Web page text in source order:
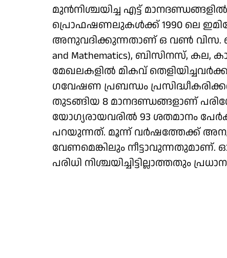
മുന്‍നിശ്ചയിച്ച എട്ട്
പ്രൊഫഷണലുകള്‍ക്ക് 1990 ലെ
അനുവദിക്കുന്നതാണ് ഒ വണ്‍ വിസ. സ്റ്റെം
and Mathematics), ബിസിനസ്,
മേഖലകളില്‍ മികവ്
ഗവേഷണ പ്രബന്ധം
തുടങ്ങിയ 8 മാനദണ്ഡങ്ങളാണ്
യോഗ്യരായവരില്‍ 93 ശതമാനം
പറയുന്നത്. മൂന്ന് വര്‍ഷത്തേക്ക്
വേണമെങ്കിലും
പരിധി നിശ്ചയിച്ചിട്ടില്ലാത്തതും